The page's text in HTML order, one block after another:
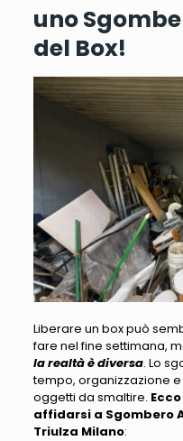
uno
del Box!
Liberare un box può
fare nel fine settimana,
la realtà è diversa. Lo
tempo, organizzazione
oggetti da smaltire.
affidarsi a Sgombero
Triulza Milano: